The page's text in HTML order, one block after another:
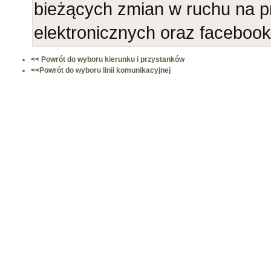
bieżących zmian w ruchu na
elektronicznych oraz
<< Powrót do wyboru kierunku i przystanków
<<Powrót do wyboru linii komunikacyjnej